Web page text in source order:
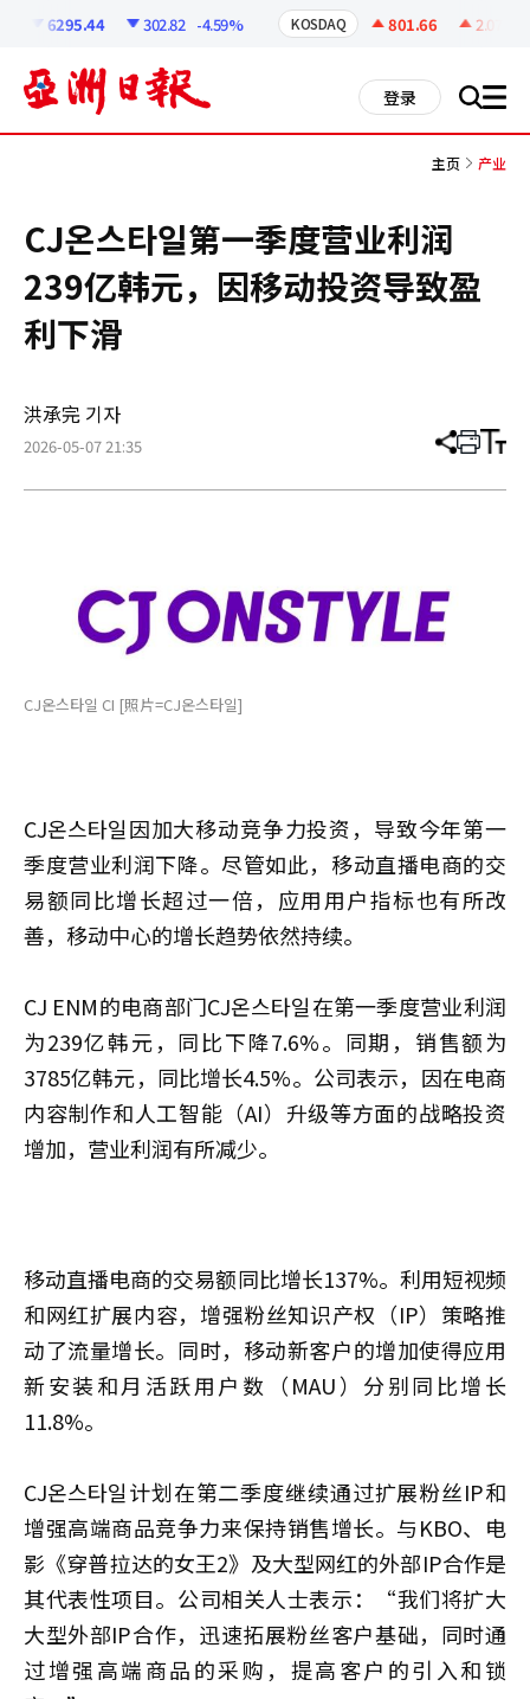
6295.44 302.82 -4.59% KOSDAQ 801.66 2.07
登录 搜 all
主页 产业
CJ온스타일第一季度营业利润
239亿韩元，因移动投资导致盈
利下滑
洪承完 기자
2026-05-07 21:35 分
章
打 调
小
CJ온스타일 CI [照片=CJ온스타일]
CJ온스타일因加大移动竞争力投资，导致今年第一
季度营业利润下降。尽管如此，移动直播电商的交
易额同比增长超过一倍，应用用户指标也有所改
善，移动中心的增长趋势依然持续。
CJ ENM的电商部门CJ온스타일在第一季度营业利润
为239亿韩元，同比下降7.6%。同期，销售额为
3785亿韩元，同比增长4.5%。公司表示，因在电商
内容制作和人工智能（AI）升级等方面的战略投资
增加，营业利润有所减少。
移动直播电商的交易额同比增长137%。利用短视频
和网红扩展内容，增强粉丝知识产权（IP）策略推
动了流量增长。同时，移动新客户的增加使得应用
新安装和月活跃用户数（MAU）分别同比增长
11.8%。
CJ온스타일计划在第二季度继续通过扩展粉丝IP和
增强高端商品竞争力来保持销售增长。与KBO、电
影《穿普拉达的女王2》及大型网红的外部IP合作是
其代表性项目。公司相关人士表示：“我们将扩大
大型外部IP合作，迅速拓展粉丝客户基础，同时通
过增强高端商品的采购，提高客户的引入和锁